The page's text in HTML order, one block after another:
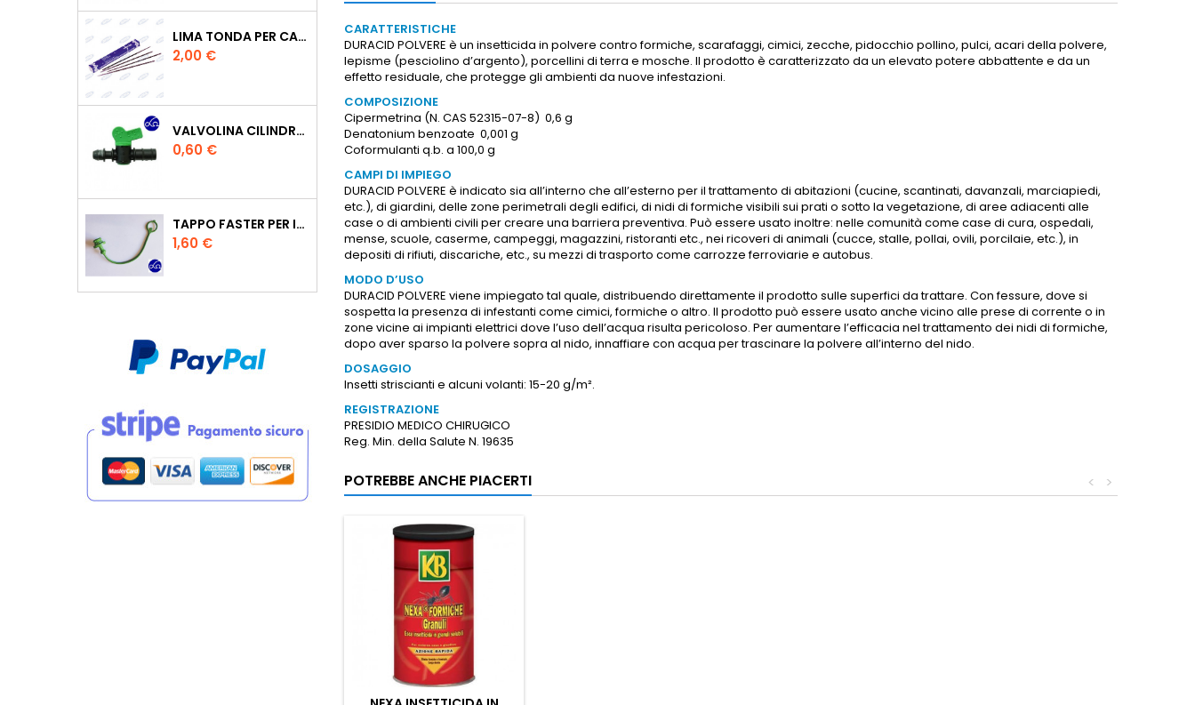
LIMA TONDA PER CATENA MOTOSEGA VALLORBE 3/16
Prezzo
2,00 €
VALVOLINA CILINDRO DI DERIVAZIONE CON PORTAGOMMA IN POLIPROPILENE- Ø MM.16
Prezzo
0,60 €
TAPPO FASTER PER INNESTO RAPIDO FEMMINA DA 1/2" COLORE VERDE
Prezzo
1,60 €
CARATTERISTICHE
DURACID POLVERE è un insetticida in polvere contro formiche, scarafaggi, cimici, zecche, pidocchio pollino, pulci, acari della polvere,
lepisme (pesciolino d’argento), porcellini di terra e mosche. Il prodotto è caratterizzato da un elevato potere abbattente e da un
effetto residuale, che protegge gli ambienti da nuove infestazioni.
COMPOSIZIONE
Cipermetrina (N. CAS 52315-07-8) 0,6 g
Denatonium benzoate 0,001 g
Coformulanti q.b. a 100,0 g
CAMPI DI IMPIEGO
DURACID POLVERE è indicato sia all’interno che all’esterno per il trattamento di abitazioni (cucine, scantinati, davanzali, marciapiedi,
etc.), di giardini, delle zone perimetrali degli edifici, di nidi di formiche visibili sui prati o sotto la vegetazione, di aree adiacenti alle
case o di ambienti civili per creare una barriera preventiva. Può essere usato inoltre: nelle comunità come case di cura, ospedali,
mense, scuole, caserme, campeggi, magazzini, ristoranti etc., nei ricoveri di animali (cucce, stalle, pollai, ovili, porcilaie, etc.), in
depositi di rifiuti, discariche, etc., su mezzi di trasporto come carrozze ferroviarie e autobus.
MODO D’USO
DURACID POLVERE viene impiegato tal quale, distribuendo direttamente il prodotto sulle superfici da trattare. Con fessure, dove si
sospetta la presenza di infestanti come cimici, formiche o altro. Il prodotto può essere usato anche vicino alle prese di corrente o in
zone vicine ai impianti elettrici dove l’uso dell’acqua risulta pericoloso. Per aumentare l’efficacia nel trattamento dei nidi di formiche,
dopo aver sparso la polvere sopra al nido, innaffiare con acqua per trascinare la polvere all’interno del nido.
DOSAGGIO
Insetti striscianti e alcuni volanti: 15-20 g/m².
REGISTRAZIONE
PRESIDIO MEDICO CHIRUGICO
Reg. Min. della Salute N. 19635
POTREBBE ANCHE PIACERTI >
<